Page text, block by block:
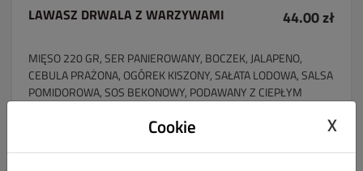
LAWASZ DRWALA Z WARZYWAMI 44.00 zł
MIĘSO 220 GR, SER PANIEROWANY, BOCZEK, JALAPENO,
CEBULA PRAŻONA, OGÓREK KISZONY, SAŁATA LODOWA, SALSA
POMIDOROWA, SOS BEKONOWY, PODAWANY Z CIEPŁYM
Cookie X